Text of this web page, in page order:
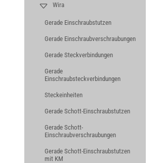
Wira
Gerade Einschraubstutzen
Gerade Einschraubverschraubungen
Gerade Steckverbindungen
Gerade
Einschraubsteckverbindungen
Steckeinheiten
Gerade Schott-Einschraubstutzen
Gerade Schott-
Einschraubverschraubungen
Gerade Schott-Einschraubstutzen
mit KM